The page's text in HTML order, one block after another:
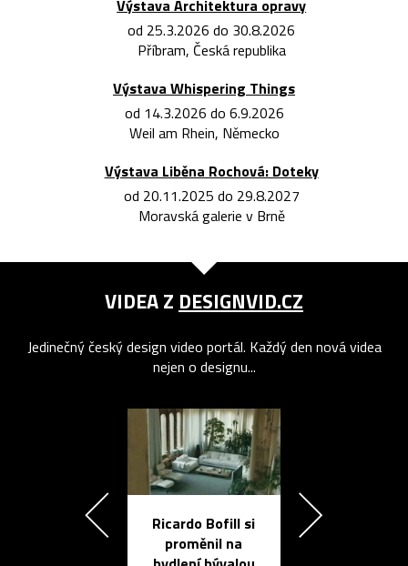
Výstava Architektura opravy
od 25.3.2026 do 30.8.2026
Příbram, Česká republika
Výstava Whispering Things
od 14.3.2026 do 6.9.2026
Weil am Rhein, Německo
Výstava Liběna Rochová: Doteky
od 20.11.2025 do 29.8.2027
Moravská galerie v Brně
VIDEA Z DESIGNVID.CZ
Jedinečný český design video portál. Každý den nová videa
nejen o designu...
Ricardo Bofill si
proměnil na